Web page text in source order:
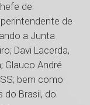
de
de
a Junta
Davi Lacerda,
Glauco André
bem como
Brasil, do